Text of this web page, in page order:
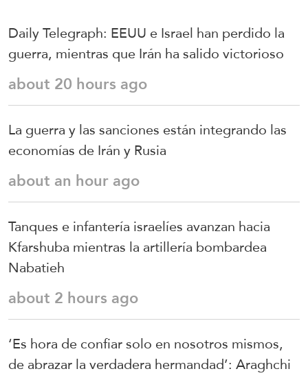
Daily Telegraph: EEUU e Israel han perdido la
guerra, mientras que Irán ha salido victorioso
about 20 hours ago
La guerra y las sanciones están integrando las
economías de Irán y Rusia
about an hour ago
Tanques e infantería israelíes avanzan hacia
Kfarshuba mientras la artillería bombardea
Nabatieh
about 2 hours ago
‘Es hora de confiar solo en nosotros mismos,
de abrazar la verdadera hermandad’: Araghchi